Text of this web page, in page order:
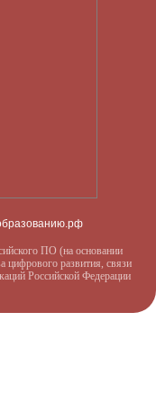
ПО (на основании
цифрового развития, связи
Российской Федерации